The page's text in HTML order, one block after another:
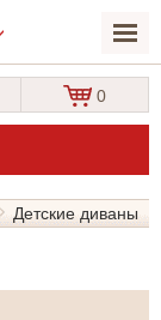
0
Детские диваны